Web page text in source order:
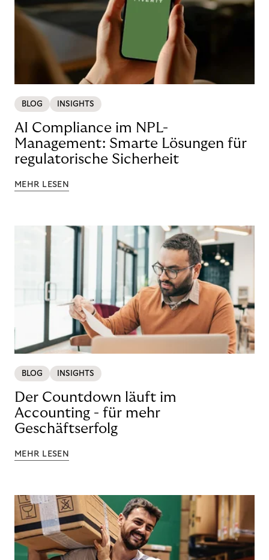
BLOG INSIGHTS
AI Compliance im NPL-
Management: Smarte Lösungen für
regulatorische Sicherheit
MEHR LESEN
BLOG INSIGHTS
Der Countdown läuft im
Accounting - für mehr
Geschäftserfolg
MEHR LESEN